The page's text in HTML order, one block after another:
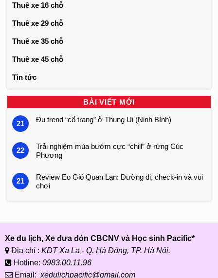
Thuê xe 16 chỗ
Thuê xe 29 chỗ
Thuê xe 35 chỗ
Thuê xe 45 chỗ
Tin tức
BÀI VIẾT MỚI
21 Đu trend “cổ trang” ở Thung Ui (Ninh Bình)
22
Trải nghiệm mùa bướm cực “chill” ở rừng Cúc
Phương
21
Review Eo Gió Quan Lạn: Đường đi, check-in và vui
chơi
Xe du lịch, Xe đưa đón CBCNV và Học sinh Pacific*
Địa chỉ : KĐT Xa La - Q. Hà Đông, TP. Hà Nội.
Hotline: 0983.00.11.96
Email: xedulichpacific@gmail.com